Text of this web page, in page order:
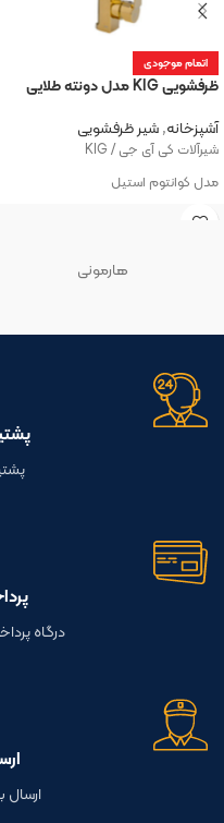
اتمام موجودی
ظرفشویی KIG مدل دونته طلایی
آشپزخانه,شیر ظرفشویی
شیرآلات کی آی جی / KIG
مدل کوانتوم استیل
هارمونی
درگاه
ارسال